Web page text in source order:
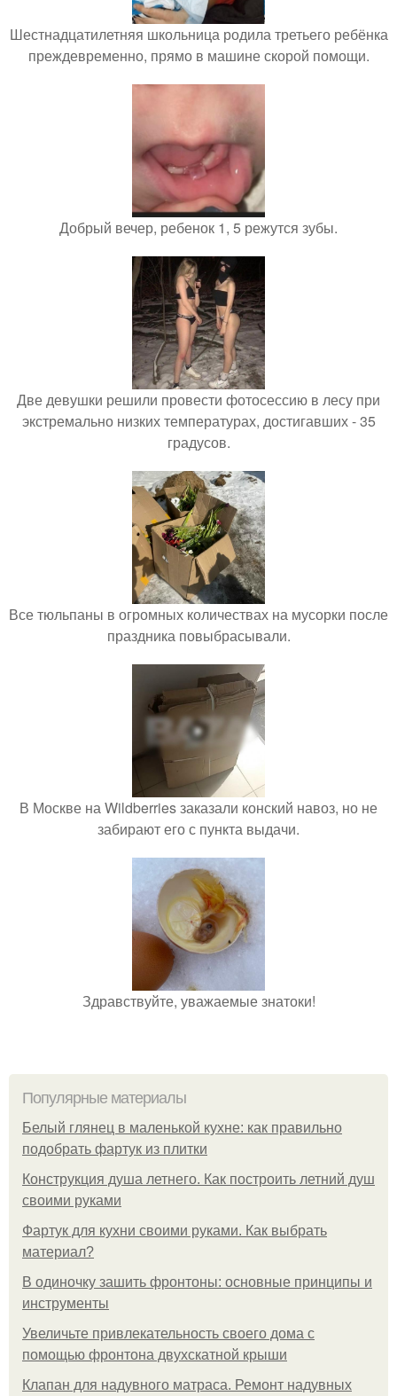
Шестнадцатилетняя школьница родила третьего ребёнка
преждевременно, прямо в машине скорой помощи.
Добрый вечер, ребенок 1, 5 режутся зубы.
Две девушки решили провести фотосессию в лесу при
экстремально низких температурах, достигавших - 35
градусов.
Все тюльпаны в огромных количествах на мусорки после
праздника повыбрасывали.
В Москве на Wildberries заказали конский навоз, но не
забирают его с пункта выдачи.
Здравствуйте, уважаемые знатоки!
Популярные материалы
Белый глянец в маленькой кухне: как правильно
подобрать фартук из плитки
Конструкция душа летнего. Как построить летний душ
своими руками
Фартук для кухни своими руками. Как выбрать
материал?
В одиночку зашить фронтоны: основные принципы и
инструменты
Увеличьте привлекательность своего дома с
помощью фронтона двухскатной крыши
Клапан для надувного матраса. Ремонт надувных